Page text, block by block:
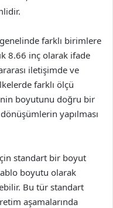
farklı birimlere
8.66 inç olarak ifade
iletişimde ve
farklı ölçü
boyutunu doğru bir
yapılması
standart bir boyut
boyutu olarak
Bu tür standart
aşamalarında